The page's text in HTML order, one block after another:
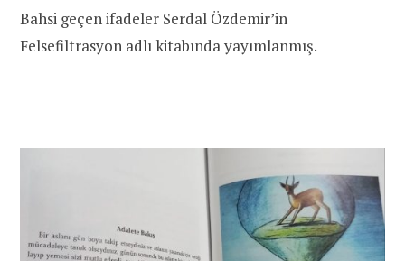
Bahsi geçen ifadeler Serdal Özdemir’in
Felsefiltrasyon adlı kitabında yayımlanmış.